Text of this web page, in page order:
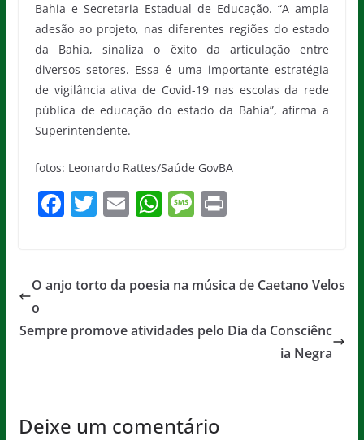
Bahia e Secretaria Estadual de Educação. “A ampla
adesão ao projeto, nas diferentes regiões do estado
da Bahia, sinaliza o êxito da articulação entre
diversos setores. Essa é uma importante estratégia
de vigilância ativa de Covid-19 nas escolas da rede
pública de educação do estado da Bahia”, afirma a
Superintendente.
fotos: Leonardo Rattes/Saúde GovBA
F
e
o
T
er
E
l
W
s
p
M
a
e
Pr
O anjo torto da poesia na música de Caetano Velos
o
Sempre promove atividades pelo Dia da Consciênc
ia Negra
Deixe um comentário